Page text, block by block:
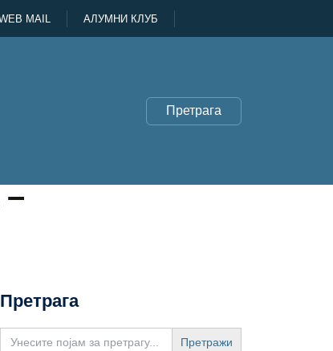
MAIL АЛУМНИ КЛУБ
Претрага
Претрага
Search
for: